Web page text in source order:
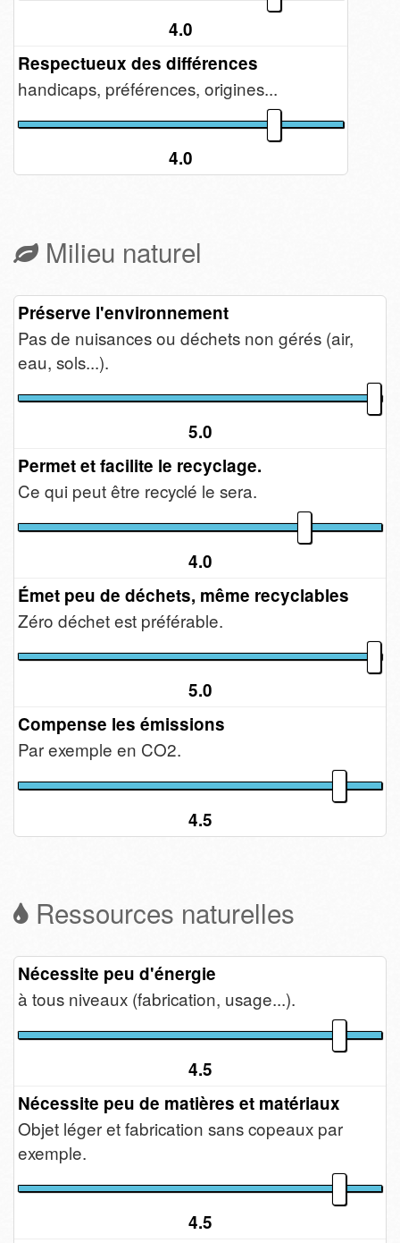
4.0
Respectueux des différences
handicaps, préférences, origines...
4.0
Milieu naturel
Préserve l'environnement
Pas de nuisances ou déchets non gérés (air,
eau, sols...).
5.0
Permet et facilite le recyclage.
Ce qui peut être recyclé le sera.
4.0
Émet peu de déchets, même recyclables
Zéro déchet est préférable.
5.0
Compense les émissions
Par exemple en CO2.
4.5
Ressources naturelles
Nécessite peu d'énergie
à tous niveaux (fabrication, usage...).
4.5
Nécessite peu de matières et matériaux
Objet léger et fabrication sans copeaux par
exemple.
4.5